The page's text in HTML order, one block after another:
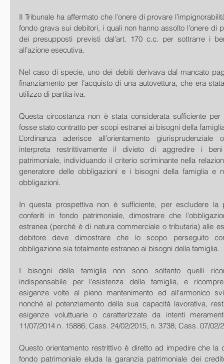
Il Tribunale ha affermato che l’onere di provare
fondo grava sui debitori, i quali non hanno assolto l’onere di
dei presupposti previsti dal’art. 170 c.c. per sottrarre i
all’azione esecutiva.
Nel caso di specie, uno dei debiti derivava dal mancato
finanziamento per l’acquisto di una autovettura, che era
utilizzo di partita iva.
Questa circostanza non è stata considerata sufficiente
fosse stato contratto per scopi estranei ai bisogni della
L’ordinanza aderisce all’orientamento
interpreta restrittivamente il divieto di aggredire i
patrimoniale, individuando il criterio scriminante nella
generatore delle obbligazioni e i bisogni della famiglia e
obbligazioni.
In questa prospettiva non è sufficiente, per escludere la
conferiti in fondo patrimoniale, dimostrare che
estranea (perché è di natura commerciale o tributaria) alle
debitore deve dimostrare che lo scopo perseguito
obbligazione sia totalmente estraneo ai bisogni della famiglia.
I bisogni della famiglia non sono soltanto quelli
indispensabile per l'esistenza della famiglia, e
esigenze volte al pieno mantenimento ed all'armonico
nonché al potenziamento della sua capacità lavorativa,
esigenze voluttuarie o caratterizzate da intenti
11/07/2014 n. 15886; Cass. 24/02/2015, n. 3738; Cass. 07/02/
Questo orientamento restrittivo è diretto ad impedire che la
fondo patrimoniale eluda la garanzia patrimoniale dei